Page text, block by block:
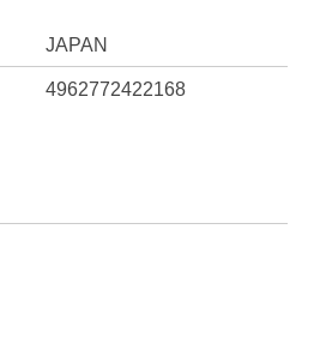
JAPAN
4962772422168